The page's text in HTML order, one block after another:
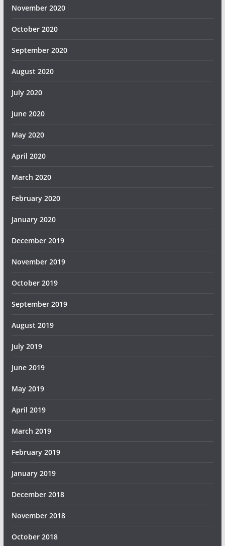
November 2020
October 2020
September 2020
August 2020
July 2020
June 2020
May 2020
April 2020
March 2020
February 2020
January 2020
December 2019
November 2019
October 2019
September 2019
August 2019
July 2019
June 2019
May 2019
April 2019
March 2019
February 2019
January 2019
December 2018
November 2018
October 2018